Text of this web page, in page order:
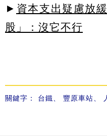
► 資本支出疑慮放
股」：沒它不行
關鍵字： 台鐵、 豐原車站、